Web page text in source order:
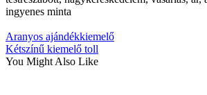
ingyenes minta
Aranyos ajándékkiemelő
Kétszínű kiemelő toll
You Might Also Like